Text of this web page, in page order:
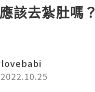
該去紮肚嗎？